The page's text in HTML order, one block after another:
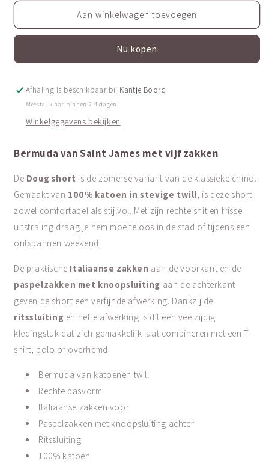
chino
Doug
Katoenen
chino
Doug
Aan winkelwagen toevoegen
Nu kopen
Afhaling is beschikbaar bij Kantje Boord
Meestal klaar binnen 2-4 dagen
Winkelgegevens bekijken
Bermuda van Saint James met vijf zakken
De Doug short is de zomerse variant van de klassieke chino.
Gemaakt van 100% katoen in stevige twill, is deze short
zowel comfortabel als stijlvol. Met zijn rechte snit en frisse
uitstraling draag je hem moeiteloos in de stad of tijdens een
ontspannen weekend.
De praktische Italiaanse zakken aan de voorkant en de
paspelzakken met knoopsluiting aan de achterkant
geven de short een verfijnde afwerking. Dankzij de
ritssluiting en nette afwerking is dit een veelzijdig
kledingstuk dat zich gemakkelijk laat combineren met een T-
shirt, polo of overhemd.
Bermuda van katoenen twill
Rechte pasvorm
Italiaanse zakken voor
Paspelzakken met knoopsluiting achter
Ritssluiting
100% katoen